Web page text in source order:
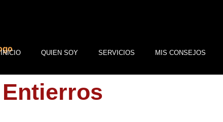
INICIO QUIEN SOY SERVICIOS MIS CONSEJOS
Entierros